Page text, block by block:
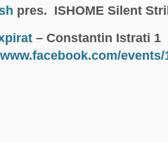
pres. ISHOME Silent
– Constantin Istrati 1
events/